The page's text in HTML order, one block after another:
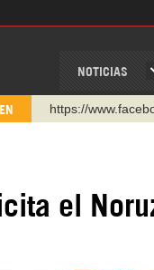
NOTICIAS
https://
https://
WhatsApp y
el